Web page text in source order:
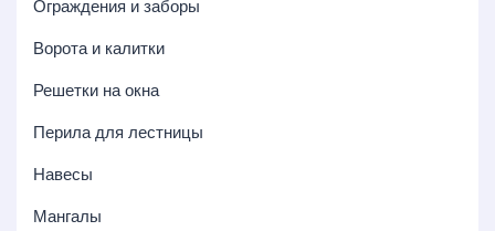
Ограждения и заборы
Ворота и калитки
Решетки на окна
Перила для лестницы
Навесы
Мангалы